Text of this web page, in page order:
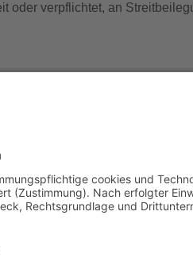
oder verpflichtet, an
Ärzte